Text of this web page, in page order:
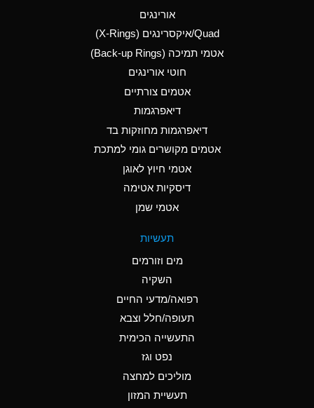
Aluminum Nitrate
(Aqueous)
Aluminum Phosphate
Ammonia Anhydrous
B
Ammonia Gas (cold)
A
Ammonia Gas (hot)
Ammonium Hydroxide
D
Ammonium Nitrate
Ammonium Nitrite
אורינגים
Quad/איקסרינגים (X-Rings)
אטמי תמיכה (Back-up Rings)
חוטי אורינגים
אטמים צורתיים
דיאפרגמות
דיאפרגמות מחוזקות בד
אטמים מקושרים גומי למתכת
אטמי חיוץ לאוגן
דיסקיות אטימה
אטמי שמן
תעשיות
מים וזורמים
השקיה
רפואה/מדעי החיים
תעופה/חלל וצבא
התעשייה הכימית
נפט וגז
מוליכים למחצה
תעשיית המזון